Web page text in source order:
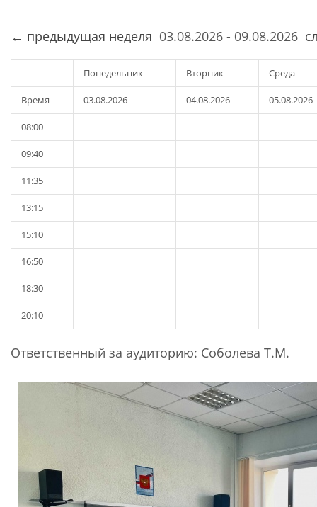
← предыдущая неделя 03.08.2026 - 09.08.2026
Понедельник Вторник Среда
Время 03.08.2026 04.08.2026 05.08.2026
08:00
09:40
11:35
13:15
15:10
16:50
18:30
20:10
Ответственный за аудиторию: Соболева Т.М.